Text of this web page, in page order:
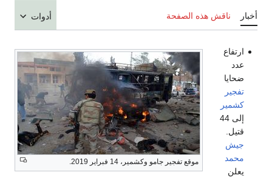
أخبار ناقش هذه الصفحة أدوات
موقع تفجير جامو وكشمير، 14 فبراير 2019.
ارتفاع
عدد
ضحايا
تفجير
كشمير
إلى 44
قتيل.
جيش
محمد
يعلن